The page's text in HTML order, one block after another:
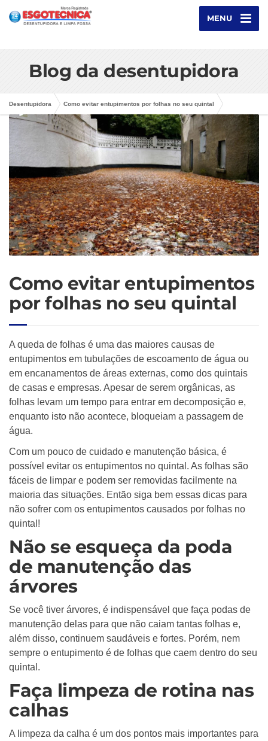
MENU
Blog da desentupidora
Desentupidora Como evitar entupimentos por folhas no seu quintal
Como evitar entupimentos
por folhas no seu quintal
A queda de folhas é uma das maiores causas de
entupimentos em tubulações de escoamento de água ou
em encanamentos de áreas externas, como dos quintais
de casas e empresas. Apesar de serem orgânicas, as
folhas levam um tempo para entrar em decomposição e,
enquanto isto não acontece, bloqueiam a passagem de
água.
Com um pouco de cuidado e manutenção básica, é
possível evitar os entupimentos no quintal. As folhas são
fáceis de limpar e podem ser removidas facilmente na
maioria das situações. Então siga bem essas dicas para
não sofrer com os entupimentos causados por folhas no
quintal!
Não se esqueça da poda
de manutenção das
árvores
Se você tiver árvores, é indispensável que faça podas de
manutenção delas para que não caiam tantas folhas e,
além disso, continuem saudáveis e fortes. Porém, nem
sempre o entupimento é de folhas que caem dentro do seu
quintal.
Faça limpeza de rotina nas
calhas
A limpeza da calha é um dos pontos mais importantes para